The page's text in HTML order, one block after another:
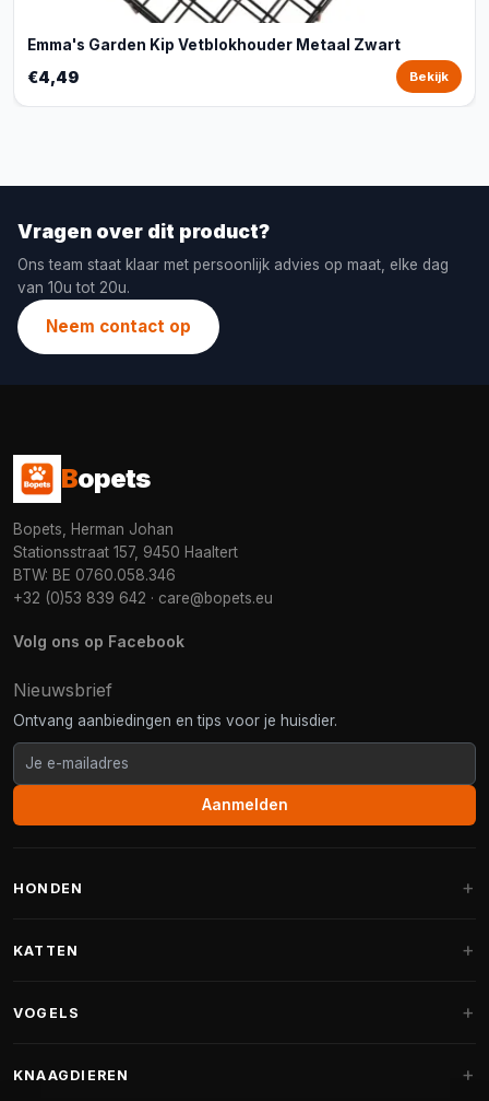
Emma's Garden Kip Vetblokhouder Metaal Zwart
€4,49 Bekijk
Vragen over dit product?
Ons team staat klaar met persoonlijk advies op maat, elke dag
van 10u tot 20u.
Neem contact op
Bopets
Bopets, Herman Johan
Stationsstraat 157, 9450 Haaltert
BTW: BE 0760.058.346
+32 (0)53 839 642 · care@bopets.eu
Volg ons op Facebook
Nieuwsbrief
Ontvang aanbiedingen en tips voor je huisdier.
Aanmelden
HONDEN
Fantail hondenmanden
KATTEN
Krabpalen voor Maine Coon
VOGELS
KNAAGDIEREN